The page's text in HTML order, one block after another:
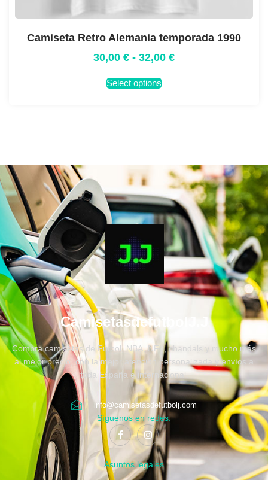
Camiseta Retro Alemania temporada 1990
30,00 € - 32,00 €
Select options
CamisetasdefutbolJ.J
Compra camisetas de Fútbol, NBA, NFL, chandals y mucho más
al mejor precio, con la mejor atención personalizada y envíos a
toda España e internacional.
info@camisetasdefutbolj.com
Síguenos en redes:
Asuntos legales